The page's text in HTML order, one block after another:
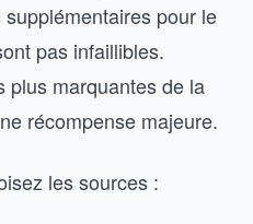
pour le
pas infaillibles.
marquantes de la
récompense majeure.
les sources :